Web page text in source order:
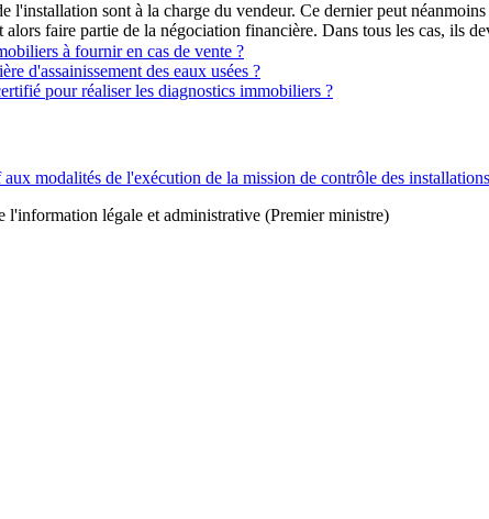
l'installation sont à la charge du vendeur. Ce dernier peut
faire partie de la négociation financière. Dans tous les cas, ils
à fournir en cas de vente ?
d'assainissement des eaux usées ?
pour réaliser les diagnostics immobiliers ?
modalités de l'exécution de la mission de contrôle des
légale et administrative (Premier ministre)